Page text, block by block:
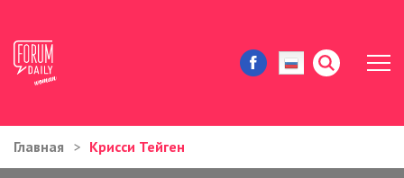
ЖИЗНЬ И ИСТОРИИ
Главная Крисси Тейген